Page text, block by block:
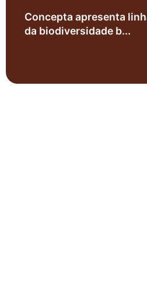
Concepta apresenta
da biodiversidade b...